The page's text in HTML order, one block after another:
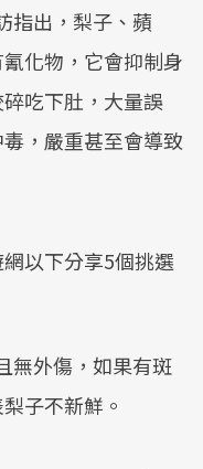
指出，梨子、蘋
化物，它會抑制身
吃下肚，大量誤
，嚴重甚至會導致
以下分享5個挑選
無外傷，如果有斑
子不新鮮。